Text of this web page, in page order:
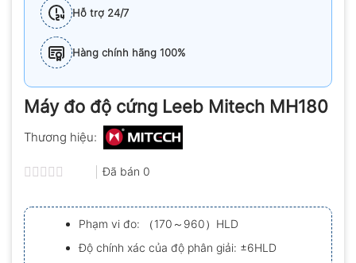
Hỗ trợ 24/7
Hàng chính hãng 100%
Máy đo độ cứng Leeb Mitech MH180
Thương hiệu:
xếp
hạng
0.0
5
sao
Đã bán 0
Phạm vi đo: （170～960）HLD
Độ chính xác của độ phân giải: ±6HLD